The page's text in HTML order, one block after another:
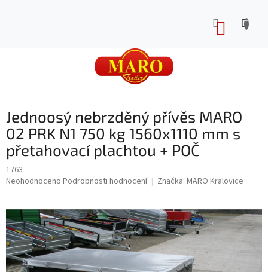
Jednoosý nebrzděný přívěs MARO
02 PRK N1 750 kg 1560x1110 mm s
přetahovací plachtou + POČ
1763
Průměrné
0,0
z
5
hvězdiček.
Neohodnoceno Podrobnosti hodnocení Značka: MARO Kralovice